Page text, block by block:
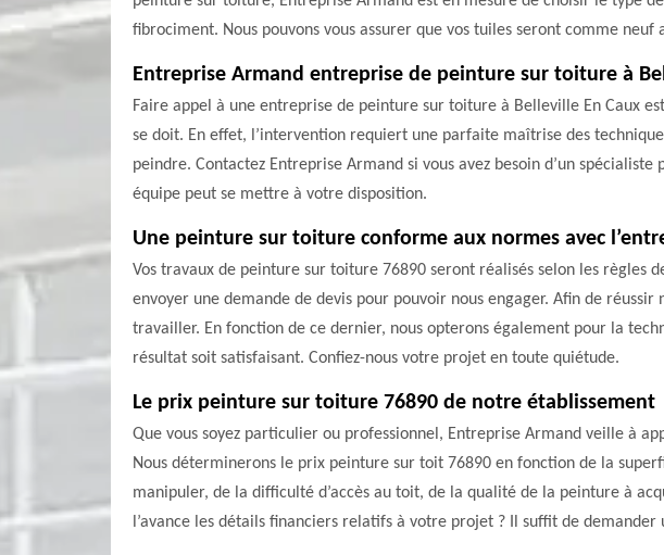
fibrociment. Nous pouvons vous assurer que vos tuiles seront comme neuf
Entreprise Armand entreprise de peinture sur toiture à
Faire appel à une entreprise de peinture sur toiture à Belleville En Caux
se doit. En effet, l’intervention requiert une parfaite maîtrise des
peindre. Contactez Entreprise Armand si vous avez besoin d’un
équipe peut se mettre à votre disposition.
Une peinture sur toiture conforme aux normes avec
Vos travaux de peinture sur toiture 76890 seront réalisés selon les règles
envoyer une demande de devis pour pouvoir nous engager. Afin de
travailler. En fonction de ce dernier, nous opterons également pour la
résultat soit satisfaisant. Confiez-nous votre projet en toute quiétude.
Le prix peinture sur toiture 76890 de notre établissement
Que vous soyez particulier ou professionnel, Entreprise Armand veille à
Nous déterminerons le prix peinture sur toit 76890 en fonction de la
manipuler, de la difficulté d’accès au toit, de la qualité de la peinture à
l’avance les détails financiers relatifs à votre projet ? Il suffit de demander